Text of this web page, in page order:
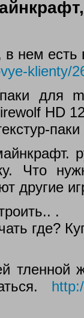
нем есть
klienty/
для
HD
Что
другие
.
где?
тленной